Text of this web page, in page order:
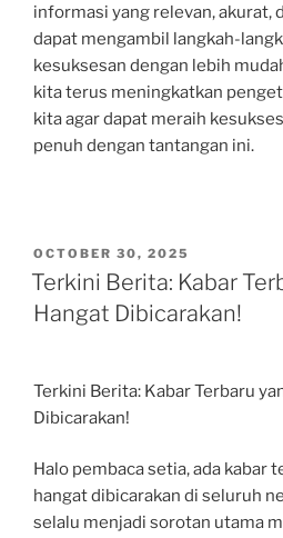
informasi yang relevan, akurat,
dapat mengambil langkah-
kesuksesan dengan lebih
kita terus meningkatkan
kita agar dapat meraih
penuh dengan tantangan ini.
POSTED
ON
OCTOBER 30, 2025
Terkini Berita: Kabar
Hangat Dibicarakan!
Terkini Berita: Kabar Terbaru
Dibicarakan!
Halo pembaca setia, ada kabar
hangat dibicarakan di seluruh
selalu menjadi sorotan utama